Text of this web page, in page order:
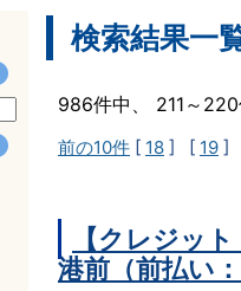
検索結果一
986件中、 211～
前の10件 [ 18 ] [ 19 ]
【クレジッ
港前（前払い